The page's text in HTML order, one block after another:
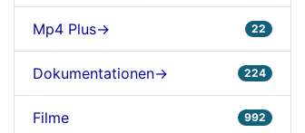
Mp4 Plus-> 22
Dokumentationen-> 224
Filme 992